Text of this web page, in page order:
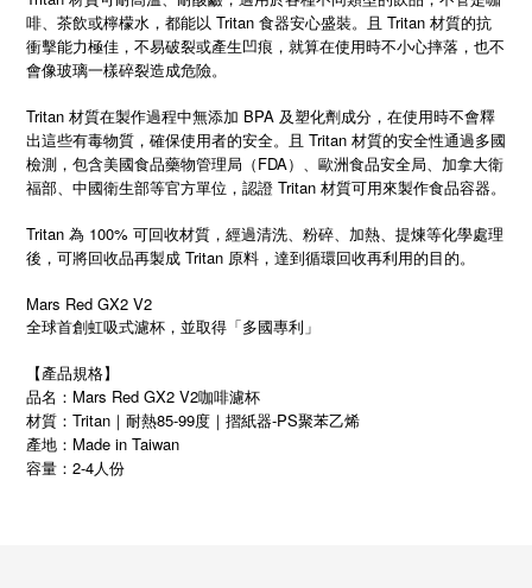
啡、茶飲或檸檬水，都能以 Tritan 食器安心盛裝。且 Tritan 材質的抗
衝擊能力極佳，不易破裂或產生凹痕，就算在使用時不小心摔落，也不
會像玻璃一樣碎裂造成危險。
Tritan 材質在製作過程中無添加 BPA 及塑化劑成分，在使用時不會釋
出這些有毒物質，確保使用者的安全。且 Tritan 材質的安全性通過多國
檢測，包含美國食品藥物管理局（FDA）、歐洲食品安全局、加拿大衛
福部、中國衛生部等官方單位，認證 Tritan 材質可用來製作食品容器。
Tritan 為 100% 可回收材質，經過清洗、粉碎、加熱、提煉等化學處理
後，可將回收品再製成 Tritan 原料，達到循環回收再利用的目的。
Mars Red GX2 V2
全球首創虹吸式濾杯，並取得「多國專利」
【產品規格】
品名：Mars Red GX2 V2咖啡濾杯
材質：Tritan｜耐熱85-99度｜摺紙器-PS聚苯乙烯
產地：Made in Taiwan
容量： 2-4 人份